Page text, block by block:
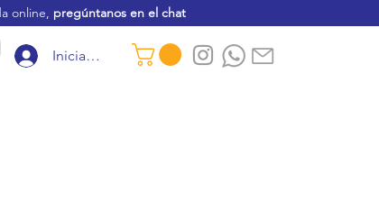
online, pregúntanos en el chat
Iniciar sesión